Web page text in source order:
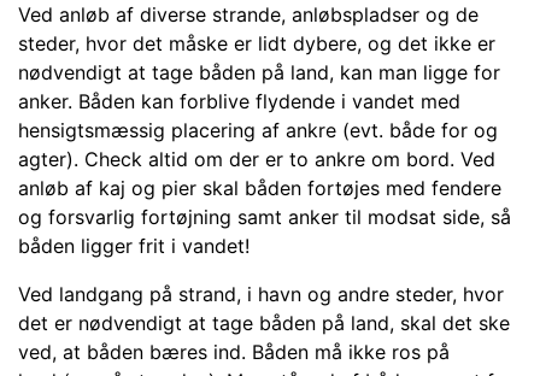
Ved anløb af diverse strande, anløbspladser og de
steder, hvor det måske er lidt dybere, og det ikke er
nødvendigt at tage båden på land, kan man ligge for
anker. Båden kan forblive flydende i vandet med
hensigtsmæssig placering af ankre (evt. både for og
agter). Check altid om der er to ankre om bord. Ved
anløb af kaj og pier skal båden fortøjes med fendere
og forsvarlig fortøjning samt anker til modsat side, så
båden ligger frit i vandet!
Ved landgang på strand, i havn og andre steder, hvor
det er nødvendigt at tage båden på land, skal det ske
ved, at båden bæres ind. Båden må ikke ros på